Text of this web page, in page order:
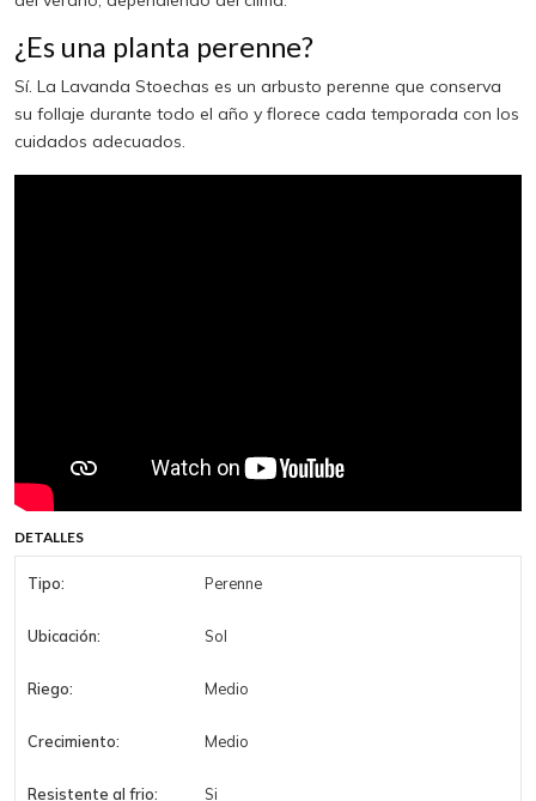
¿Es una planta perenne?
Sí. La Lavanda Stoechas es un arbusto perenne que conserva
su follaje durante todo el año y florece cada temporada con los
cuidados adecuados.
DETALLES
Tipo: Perenne
Ubicación: Sol
Riego: Medio
Crecimiento: Medio
Resistente al frio: Si